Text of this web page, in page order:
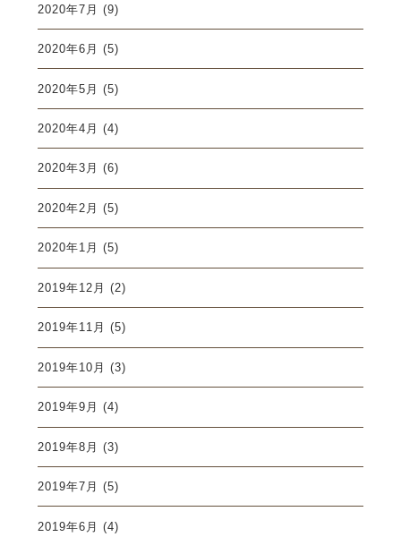
2020年7月 (9)
2020年6月 (5)
2020年5月 (5)
2020年4月 (4)
2020年3月 (6)
2020年2月 (5)
2020年1月 (5)
2019年12月 (2)
2019年11月 (5)
2019年10月 (3)
2019年9月 (4)
2019年8月 (3)
2019年7月 (5)
2019年6月 (4)